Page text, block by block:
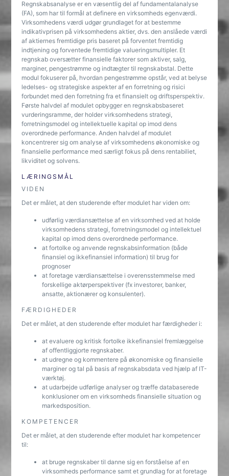
Regnskabsanalyse er en væsentlig del af fundamentalanalyse
(FA), som har til formål at definere en virksomheds egenværdi.
Virksomhedens værdi udgør grundlaget for at bestemme
indikativprisen på virksomhedens aktier, dvs. den anslåede værdi
af aktiernes fremtidige pris baseret på forventet fremtidig
indtjening og forventede fremtidige valueringsmultipler. Et
regnskab oversætter finansielle faktorer som aktiver, salg,
marginer, pengestrømme og indtægter til regnskabstal. Dette
modul fokuserer på, hvordan pengestrømme opstår, ved at belyse
ledelses- og strategiske aspekter af en forretning og risici
forbundet med den forretning fra et finansielt og driftsperspektiv.
Første halvdel af modulet opbygger en regnskabsbaseret
vurderingsramme, der holder virksomhedens strategi,
forretningsmodel og intellektuelle kapital op imod dens
overordnede performance. Anden halvdel af modulet
koncentrerer sig om analyse af virksomhedens økonomiske og
finansielle performance med særligt fokus på dens rentabiliet,
likviditet og solvens.
LÆRINGSMÅL
VIDEN
Det er målet, at den studerende efter modulet har viden om:
udførlig værdiansættelse af en virksomhed ved at holde
virksomhedens strategi, forretningsmodel og intellektuel
kapital op imod dens overordnede performance.
at fortolke og anvende regnskabsinformation (både
finansiel og ikkefinansiel information) til brug for
prognoser
at foretage værdiansættelse i overensstemmelse med
forskellige aktørperspektiver (fx investorer, banker,
ansatte, aktionærer og konsulenter).
FÆRDIGHEDER
Det er målet, at den studerende efter modulet har færdigheder i:
at evaluere og kritisk fortolke ikkefinansiel fremlæggelse
af offentliggjorte regnskaber.
at udregne og kommentere på økonomiske og finansielle
marginer og tal på basis af regnskabsdata ved hjælp af IT-
værktøj.
at udarbejde udførlige analyser og træffe databaserede
konklusioner om en virksomheds finansielle situation og
markedsposition.
KOMPETENCER
Det er målet, at den studerende efter modulet har kompetencer
til:
at bruge regnskaber til danne sig en forståelse af en
virksomheds performance samt et grundlag for at foretage